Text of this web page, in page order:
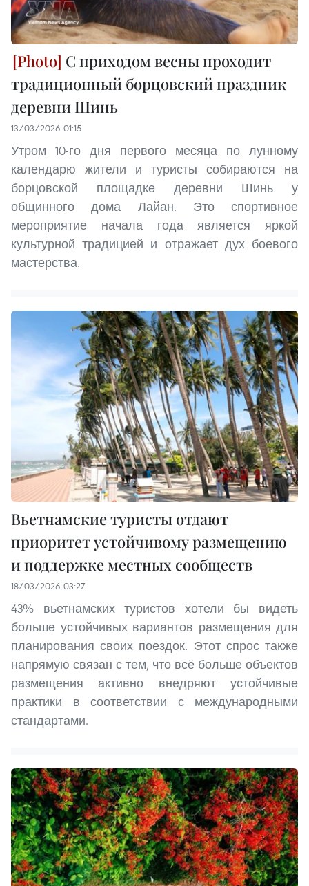
С приходом весны проходит
традиционный борцовский праздник
деревни Шинь
13/03/2026 01:15
Утром 10-го дня первого месяца по лунному
календарю жители и туристы собираются на
борцовской площадке деревни Шинь у
общинного дома Лайан. Это спортивное
мероприятие начала года является яркой
культурной традицией и отражает дух боевого
мастерства.
Вьетнамские туристы отдают
приоритет устойчивому размещению
и поддержке местных сообществ
18/03/2026 03:27
43% вьетнамских туристов хотели бы видеть
больше устойчивых вариантов размещения для
планирования своих поездок. Этот спрос также
напрямую связан с тем, что всё больше объектов
размещения активно внедряют устойчивые
практики в соответствии с международными
стандартами.